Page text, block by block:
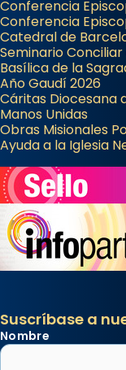
Conferencia
Conferencia
Catedral de
Seminario
Basílica de la
Año Gaudí 2026
Cáritas Diocesana
Manos Unidas
Obras Misionales
Ayuda a la Iglesia
Suscríbase a
Nombre